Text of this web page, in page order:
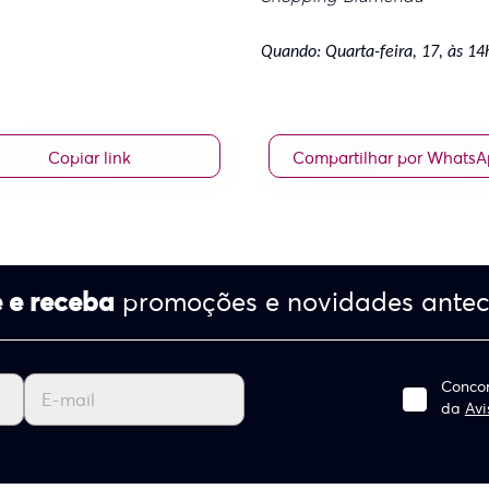
Quando: Quarta-feira, 17, às
Copiar link Compartilhar por
receba promoções e novidades
da